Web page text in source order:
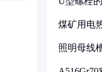
煤矿用电
照明母线